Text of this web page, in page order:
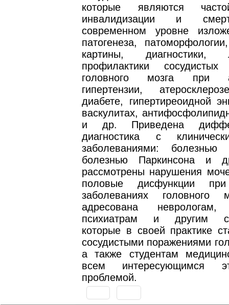
которые являются
инвалидизации и
современном уровне
патогенеза,
картины,
профилактики сосудистых
головного мозга при
гипертензии,
диабете, гипертиреоидной
васкулитах,
и др. Приведена
диагностика с
заболеваниями: болезнью
болезнью Паркинсона и
рассмотрены нарушения
половые дисфункции при
заболеваниях головного
адресована неврологам,
психиатрам и другим
которые в своей практике
сосудистыми поражениями
а также студентам
всем интересующимся
проблемой.